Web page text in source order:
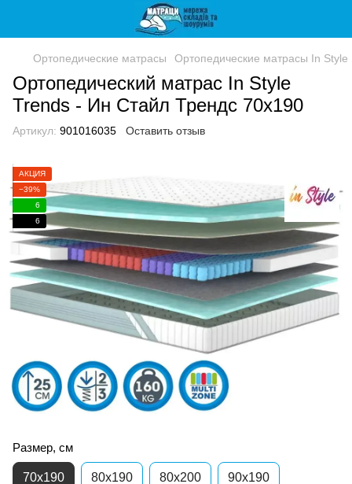
Ортопедические матрасы Ортопедические матрасы In Style
Ортопедический матрас In Style
Trends - Ин Стайл Трендс 70x190
Артикул: 901016035 Оставить отзыв
АКЦИЯ
−39%
6
6
Размер, см
70x190 80x190 80x200 90x190